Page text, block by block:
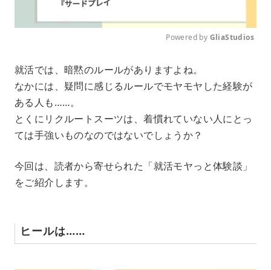
t
Powered by GliaStudios
就活では、暗黙のルールがありますよね。
なかには、疑問に感じるルールでモヤモヤした経験が
ある人も……。
とくにリクルートスーツは、着慣れていない人にとっ
ては手強いものなのではないでしょうか？
今回は、読者から寄せられた「就活モヤっと体験談」
をご紹介します。
ヒールは……